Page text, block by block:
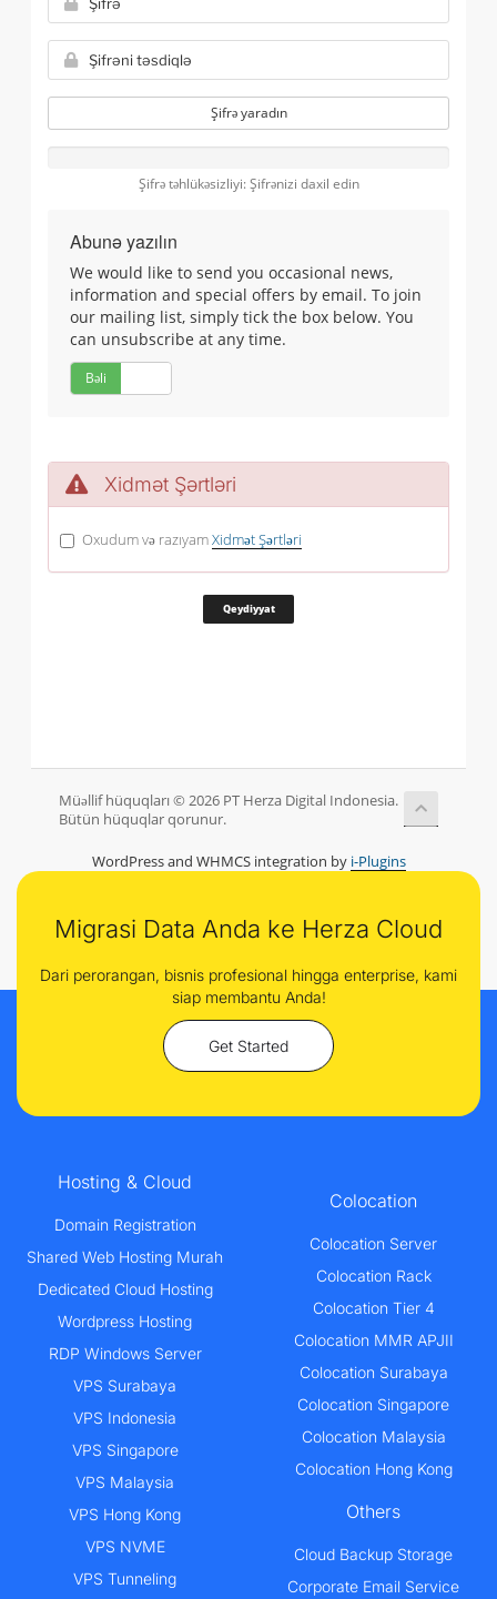
Şifrə yaradın
Şifrə təhlükəsizliyi: Şifrənizi daxil edin
Abunə yazılın
We would like to send you occasional news,
information and special offers by email. To join
our mailing list, simply tick the box below. You
can unsubscribe at any time.
Bəli
Xidmət Şərtləri
Oxudum və razıyamXidmət Şərtləri
Müəllif hüquqları © 2026 PT Herza Digital Indonesia.
Bütün hüquqlar qorunur.
WordPress and WHMCS integration by i-Plugins
Migrasi Data Anda ke Herza Cloud
Dari perorangan, bisnis profesional hingga enterprise, kami
siap membantu Anda!
Get Started
Hosting & Cloud
Domain Registration
Shared Web Hosting Murah
Dedicated Cloud Hosting
Wordpress Hosting
RDP Windows Server
VPS Surabaya
VPS Indonesia
VPS Singapore
VPS Malaysia
VPS Hong Kong
VPS NVME
VPS Tunneling
Colocation
Colocation Server
Colocation Rack
Colocation Tier 4
Colocation MMR APJII
Colocation Surabaya
Colocation Singapore
Colocation Malaysia
Colocation Hong Kong
Others
Cloud Backup Storage
Corporate Email Service